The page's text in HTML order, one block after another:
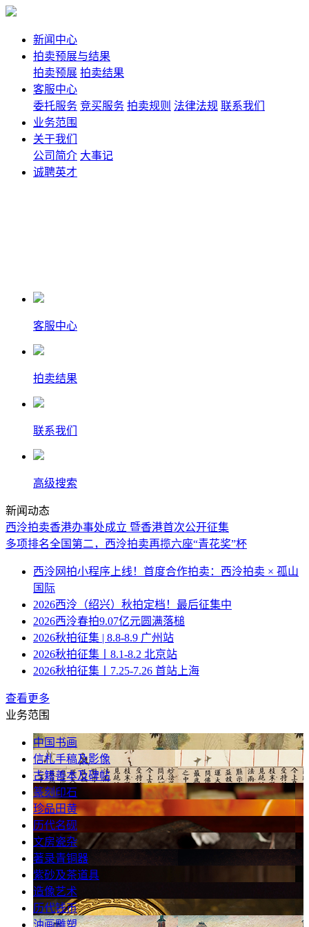
新闻中心
拍卖预展与结果
拍卖预展 拍卖结果
客服中心
委托服务 竞买服务 拍卖规则 法律法规 联系我们
业务范围
关于我们
公司简介 大事记
诚聘英才
客服中心
拍卖结果
联系我们
高级搜索
新闻动态
西泠拍卖香港办事处成立 暨香港首次公开征集
多项排名全国第二，西泠拍卖再揽六座“青花奖”杯
西泠网拍小程序上线！首度合作拍卖：西泠拍卖 × 孤山
国际
2026西泠（绍兴）秋拍定档！最后征集中
2026西泠春拍9.07亿元圆满落槌
2026秋拍征集 | 8.8-8.9 广州站
2026秋拍征集丨8.1-8.2 北京站
2026秋拍征集丨7.25-7.26 首站上海
查看更多
业务范围
中国书画
信札手稿及影像
古籍善本及碑帖
篆刻印石
珍品田黄
历代名砚
文房瓷杂
著录青铜器
紫砂及茶道具
造像艺术
历代钱币
油画雕塑